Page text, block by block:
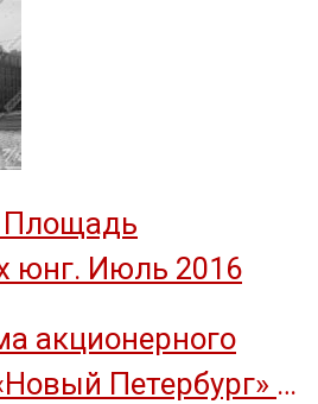
Площадь
юнг. Июль 2016
акционерного
Петербург» —